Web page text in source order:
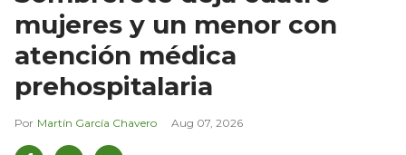
mujeres y un menor con
atención médica
prehospitalaria
Martín García Chavero Aug 07, 2026